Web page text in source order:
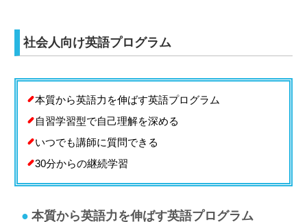
社会人向け英語プログラム
本質から英語力を伸ばす英語プログラム
自習学習型で自己理解を深める
いつでも講師に質問できる
30分からの継続学習
本質から英語力を伸ばす英語プログラム